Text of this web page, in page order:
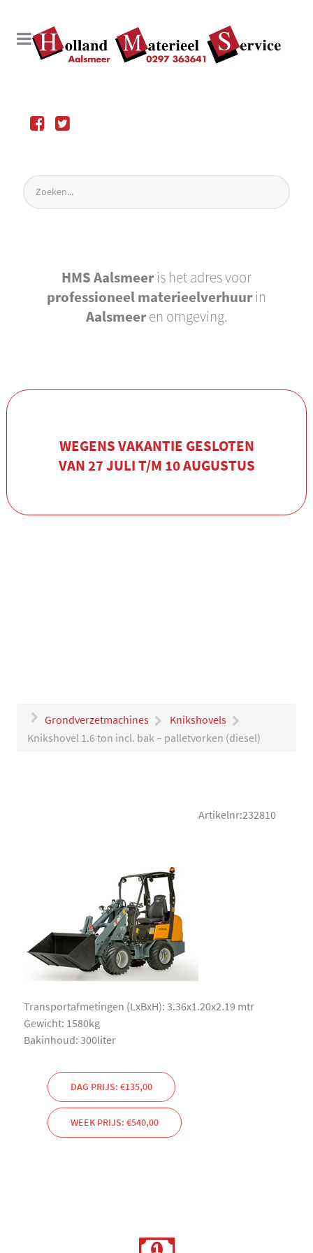
HMS Aalsmeeris het adres voor
professioneel materieelverhuurin
Aalsmeeren omgeving.
WEGENS VAKANTIE GESLOTEN
VAN 27 JULI T/M 10 AUGUSTUS
Grondverzetmachines
Knikshovels
Knikshovel 1.6 ton incl. bak – palletvorken (diesel)
Artikelnr:232810
Transportafmetingen (LxBxH): 3.36x1.20x2.19 mtr
Gewicht: 1580kg
Bakinhoud: 300liter
DAG PRIJS: €135,00
WEEK PRIJS: €540,00